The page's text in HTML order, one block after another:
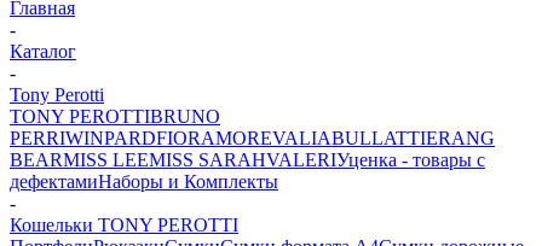
Главная
-
Каталог
-
Tony Perotti
TONY PEROTTIBRUNO
PERRIWINPARDFIORAMOREVALIABULLATTIERANG
BEARMISS LEEMISS SARAHVALERIУценка - товары с
дефектамиНаборы и Комплекты
-
Кошельки TONY PEROTTI